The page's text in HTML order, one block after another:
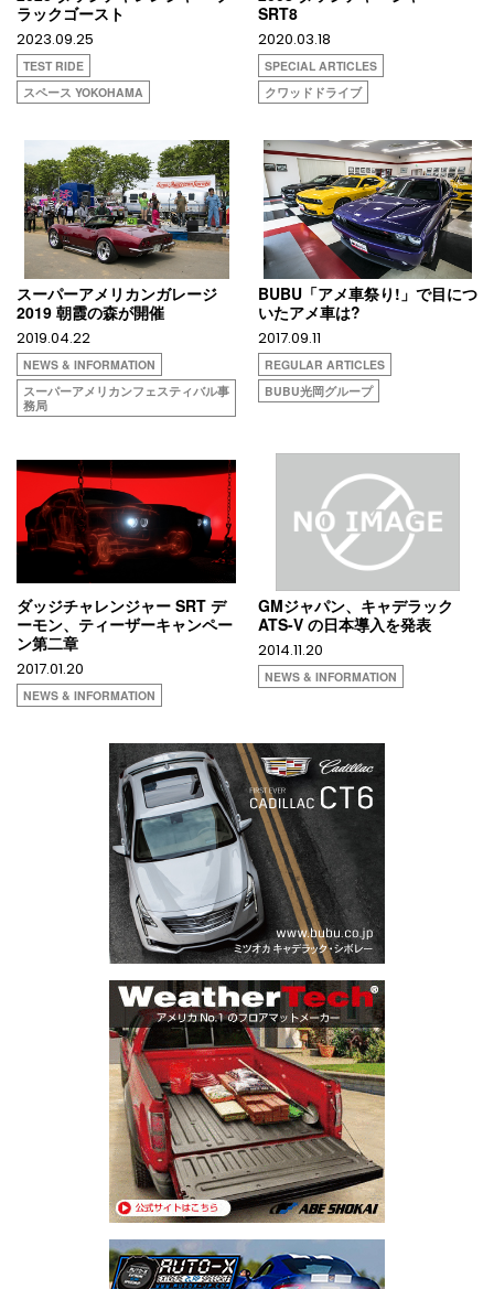
ラックゴースト
2023.09.25
TEST RIDE
スペース YOKOHAMA
SRT8
2020.03.18
SPECIAL ARTICLES
クワッドドライブ
スーパーアメリカンガレージ
2019 朝霞の森が開催
2019.04.22
NEWS & INFORMATION
スーパーアメリカンフェスティバル事
務局
BUBU「アメ車祭り!」で目につ
いたアメ車は?
2017.09.11
REGULAR ARTICLES
BUBU光岡グループ
ダッジチャレンジャー SRT デ
ーモン、ティーザーキャンペー
ン第二章
2017.01.20
NEWS & INFORMATION
GMジャパン、キャデラック
ATS-V の日本導入を発表
2014.11.20
NEWS & INFORMATION